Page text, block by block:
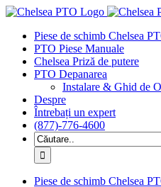
Sari
conținutPiese de schimb Chelsea
PTO Piese Manuale
Chelsea Priză de putere
PTO Depanarea
Instalare & Ghid de
Despre
Întrebați un expert
(877)-776-4600
Caută:
Piese de schimb Chelsea